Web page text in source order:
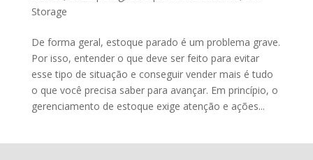
Storage
De forma geral, estoque parado é um problema grave.
Por isso, entender o que deve ser feito para evitar
esse tipo de situação e conseguir vender mais é tudo
o que você precisa saber para avançar. Em princípio, o
gerenciamento de estoque exige atenção e ações...